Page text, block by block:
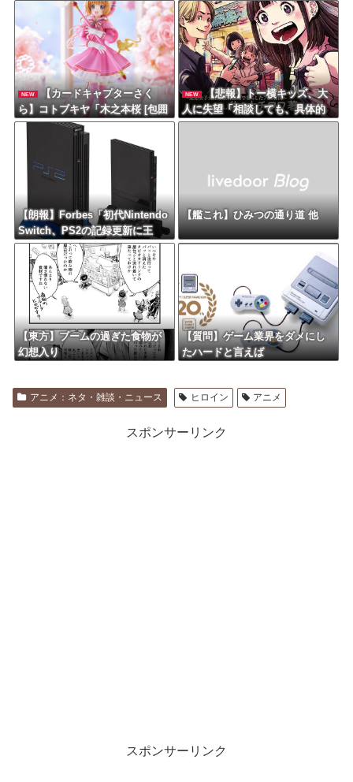
NEW
【カードキャプターさく
ら】コトブキヤ「木之本桜 [包囲
(シージュ)]コスチュームVer.」フ
ィギュア【彩色原型公開】
NEW
【悲報】トー横キッズ、大
人に失望「相談しても、具体的
に何もしてくれない。結果的に
【朗報】Forbes「初代Nintendo
Switch、PS2の記録更新に王
手 世界一まで残り150万台」
【艦これ】ひみつの通り道 他
【東方】ブームの過ぎた食物が
幻想入り
【質問】ゲーム業界をダメにし
たハードと言えば
アニメ：ネタ・雑談・ニュース ヒロイン アニメ
スポンサーリンク
スポンサーリンク